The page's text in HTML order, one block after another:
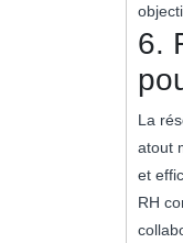
6.
La
atout
et
RH